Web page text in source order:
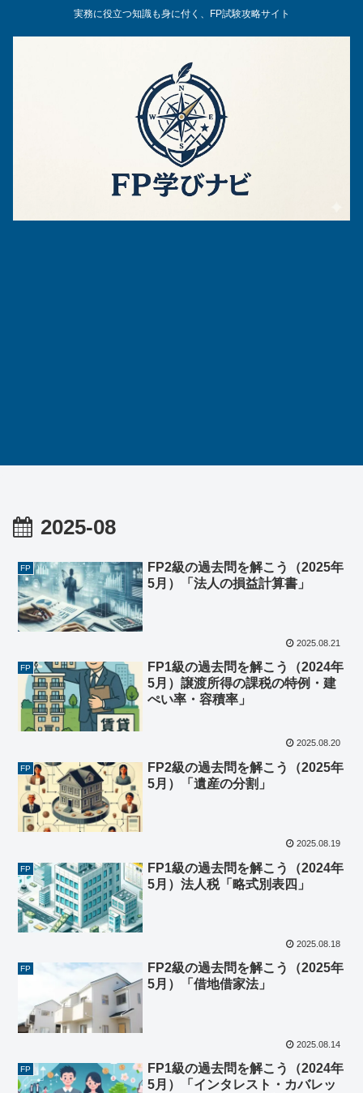
実務に役立つ知識も身に付く、FP試験攻略サイト
2025-08
FP
FP2級の過去問を解こう（2025年
5月）「法人の損益計算書」
2025.08.21
FP
FP1級の過去問を解こう（2024年
5月）譲渡所得の課税の特例・建
ぺい率・容積率」
2025.08.20
FP
FP2級の過去問を解こう（2025年
5月）「遺産の分割」
2025.08.19
FP
FP1級の過去問を解こう（2024年
5月）法人税「略式別表四」
2025.08.18
FP
FP2級の過去問を解こう（2025年
5月）「借地借家法」
2025.08.14
FP
FP1級の過去問を解こう（2024年
5月）「インタレスト・カバレッ